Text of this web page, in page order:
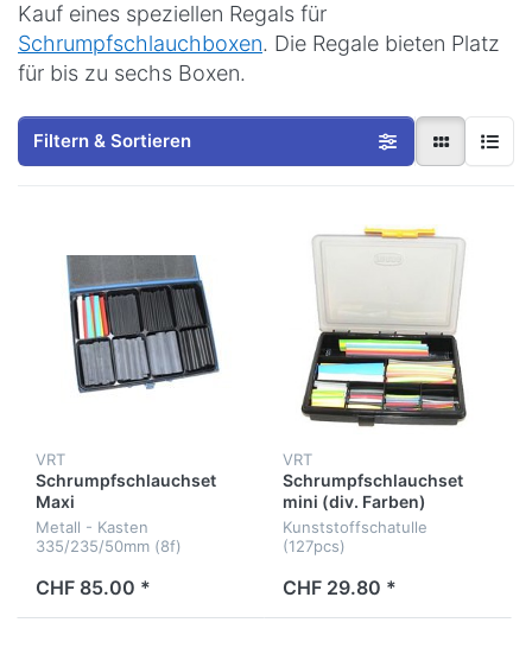
Kauf eines speziellen Regals für
Schrumpfschlauchboxen. Die Regale bieten Platz
für bis zu sechs Boxen.
Filtern & Sortieren
VRT
Schrumpfschlauchset
Maxi
Metall - Kasten
335/235/50mm (8f)
CHF 85.00 *
VRT
Schrumpfschlauchset
mini (div. Farben)
Kunststoffschatulle
(127pcs)
CHF 29.80 *